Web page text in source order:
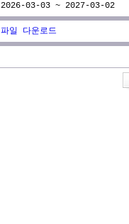
2026-03-03 ~ 2027-03-02
파일 다운로드